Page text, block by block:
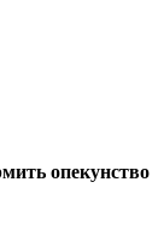
опекунство